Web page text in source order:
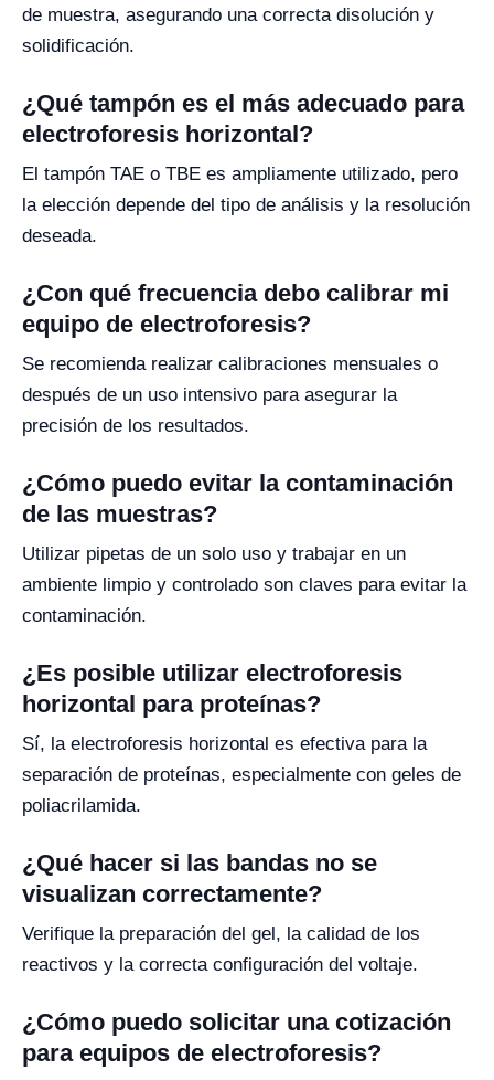
de muestra, asegurando una correcta disolución y
solidificación.
¿Qué tampón es el más adecuado para
electroforesis horizontal?
El tampón TAE o TBE es ampliamente utilizado, pero
la elección depende del tipo de análisis y la resolución
deseada.
¿Con qué frecuencia debo calibrar mi
equipo de electroforesis?
Se recomienda realizar calibraciones mensuales o
después de un uso intensivo para asegurar la
precisión de los resultados.
¿Cómo puedo evitar la contaminación
de las muestras?
Utilizar pipetas de un solo uso y trabajar en un
ambiente limpio y controlado son claves para evitar la
contaminación.
¿Es posible utilizar electroforesis
horizontal para proteínas?
Sí, la electroforesis horizontal es efectiva para la
separación de proteínas, especialmente con geles de
poliacrilamida.
¿Qué hacer si las bandas no se
visualizan correctamente?
Verifique la preparación del gel, la calidad de los
reactivos y la correcta configuración del voltaje.
¿Cómo puedo solicitar una cotización
para equipos de electroforesis?